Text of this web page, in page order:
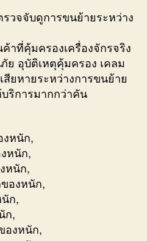
รวจจับดูการขนย้ายระหว่าง
าที่คุ้มครองเครื่องจักรจริง
ย อุบัติเหตุคุ้มครอง เคลม
สียหายระหว่างการขนย้าย
ริการมากกว่าคัน
งหนัก,
หนัก,
หนัก,
องหนัก,
ก,
ก,
องหนัก,